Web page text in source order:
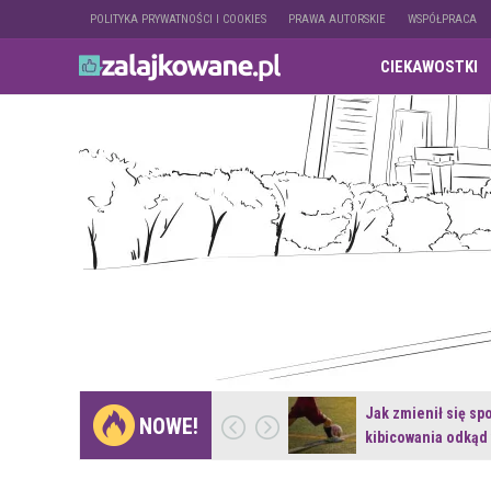
POLITYKA PRYWATNOŚCI I COOKIES PRAWA AUTORSKIE WSPÓŁPRACA
CIEKAWOSTKI
NOWE!
Gdzie pojechać na
weekend z naturą w…
Jak zmienił się
kibicowania